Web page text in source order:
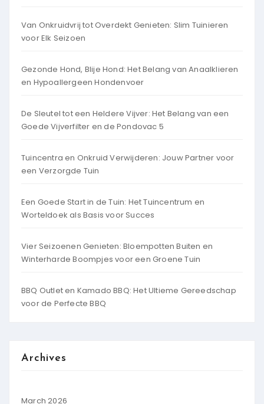
Van Onkruidvrij tot Overdekt Genieten: Slim Tuinieren
voor Elk Seizoen
Gezonde Hond, Blije Hond: Het Belang van Anaalklieren
en Hypoallergeen Hondenvoer
De Sleutel tot een Heldere Vijver: Het Belang van een
Goede Vijverfilter en de Pondovac 5
Tuincentra en Onkruid Verwijderen: Jouw Partner voor
een Verzorgde Tuin
Een Goede Start in de Tuin: Het Tuincentrum en
Worteldoek als Basis voor Succes
Vier Seizoenen Genieten: Bloempotten Buiten en
Winterharde Boompjes voor een Groene Tuin
BBQ Outlet en Kamado BBQ: Het Ultieme Gereedschap
voor de Perfecte BBQ
Archives
March 2026